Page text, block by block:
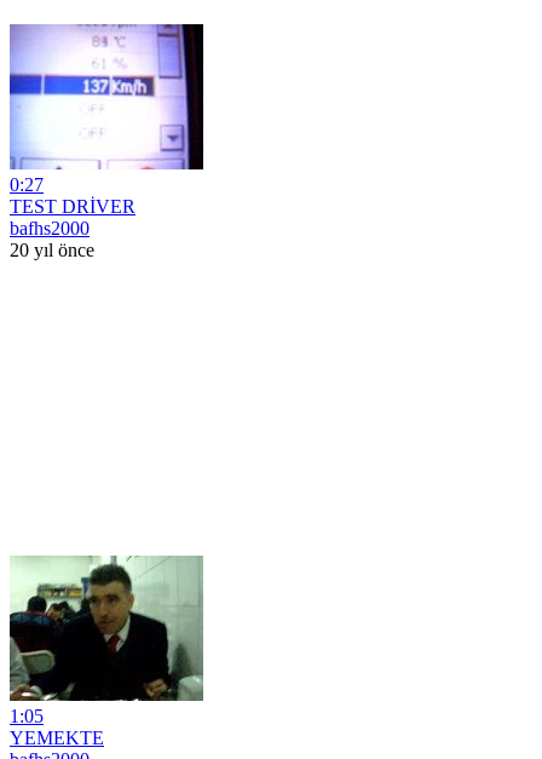
0:27
TEST DRİVER
bafhs2000
20 yıl önce
1:05
YEMEKTE